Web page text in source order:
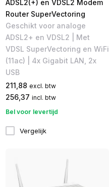
ADSL2(+) en VDSL2 Modem
Router SuperVectoring
Geschikt voor analoge
ADSL2+ en VDSL2​ | Met
VDSL SuperVectoring en WiFi
(11ac) | 4x Gigabit LAN, 2x
USB
211,88 excl. btw
256,37 incl. btw
Bel voor levertijd
Vergelijk